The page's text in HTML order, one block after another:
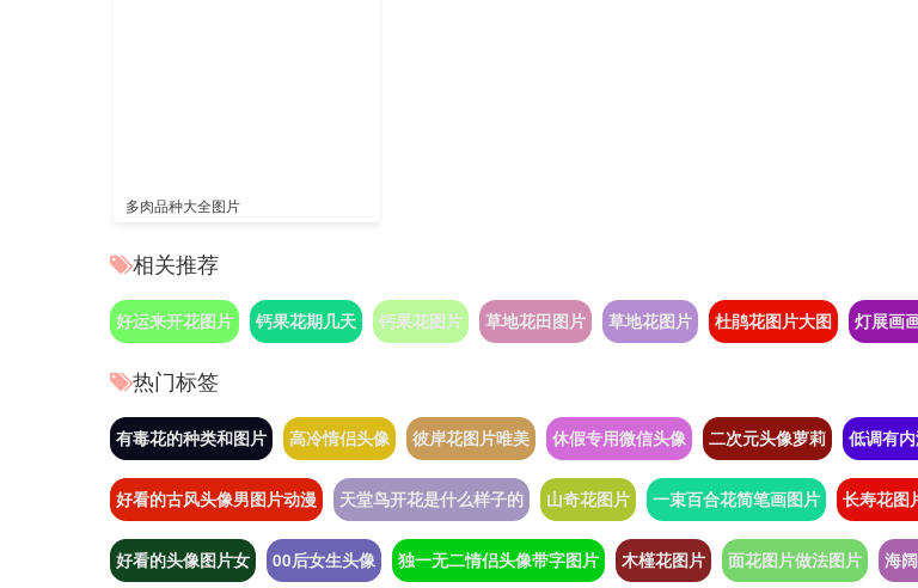
多肉品种大全图片
相关推荐
好运来开花图片 钙果花期几天 钙果花图片 草地花田图片 草地花图片 杜鹃花图片大图 灯展画
热门标签
有毒花的种类和图片 高冷情侣头像 彼岸花图片唯美 休假专用微信头像 二次元头像萝莉 低调有
好看的古风头像男图片动漫 天堂鸟开花是什么样子的 山奇花图片 一束百合花简笔画图片 长寿花图
好看的头像图片女 00后女生头像 独一无二情侣头像带字图片 木槿花图片 面花图片做法图片 海